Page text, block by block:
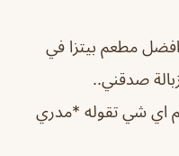
مطعم بيتزا في
صدقني..
اي شي تقوله *مدري